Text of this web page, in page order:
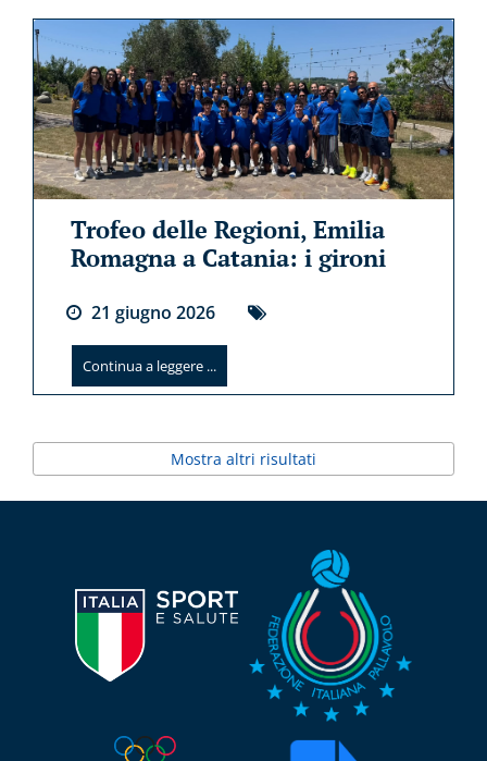
Trofeo delle Regioni, Emilia
Romagna a Catania: i gironi
21 giugno 2026
Continua a leggere ...
Mostra altri risultati